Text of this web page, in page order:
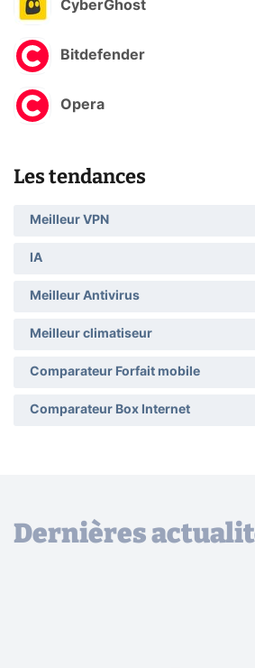
CyberGhost
Bitdefender
Opera
Les tendances
Meilleur VPN
IA
Meilleur Antivirus
Meilleur climatiseur
Comparateur Forfait mobile
Comparateur Box Internet
Dernières